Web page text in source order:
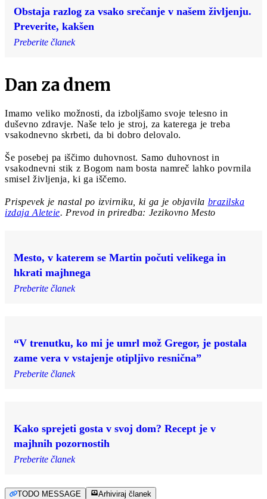
Obstaja razlog za vsako srečanje v našem življenju.
Preverite, kakšen
Preberite članek
Dan za dnem
Imamo veliko možnosti, da izboljšamo svoje telesno in
duševno zdravje. Naše telo je stroj, za katerega je treba
vsakodnevno skrbeti, da bi dobro delovalo.
Še posebej pa iščimo duhovnost. Samo duhovnost in
vsakodnevni stik z Bogom nam bosta namreč lahko povrnila
smisel življenja, ki ga iščemo.
Prispevek je nastal po izvirniku, ki ga je objavila brazilska
izdaja Aleteie. Prevod in priredba: Jezikovno Mesto
Mesto, v katerem se Martin počuti velikega in
hkrati majhnega
Preberite članek
“V trenutku, ko mi je umrl mož Gregor, je postala
zame vera v vstajenje otipljivo resnična”
Preberite članek
Kako sprejeti gosta v svoj dom? Recept je v
majhnih pozornostih
Preberite članek
TODO MESSAGE Arhiviraj članek